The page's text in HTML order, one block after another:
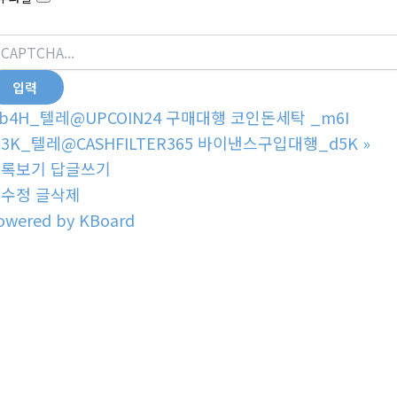
b4H_텔레@UPCOIN24 구매대행 코인돈세탁 _m6I
텔레@CASHFILTER365 바이낸스구입대행_d5K »
보기 답글쓰기
정 글삭제
by KBoard